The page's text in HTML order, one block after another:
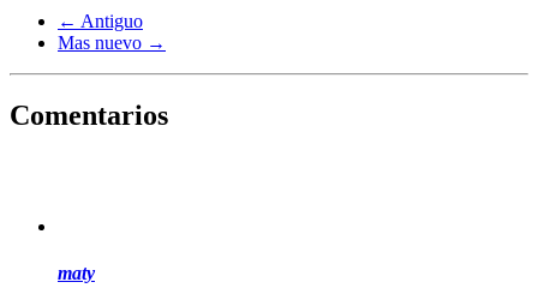
← Antiguo
Mas nuevo →
Comentarios
maty